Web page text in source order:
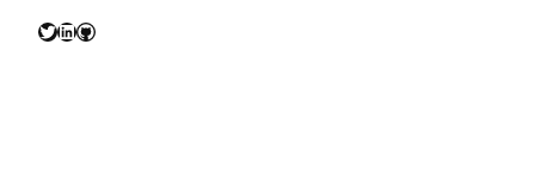
Twitter
LinkedIn
GitHub